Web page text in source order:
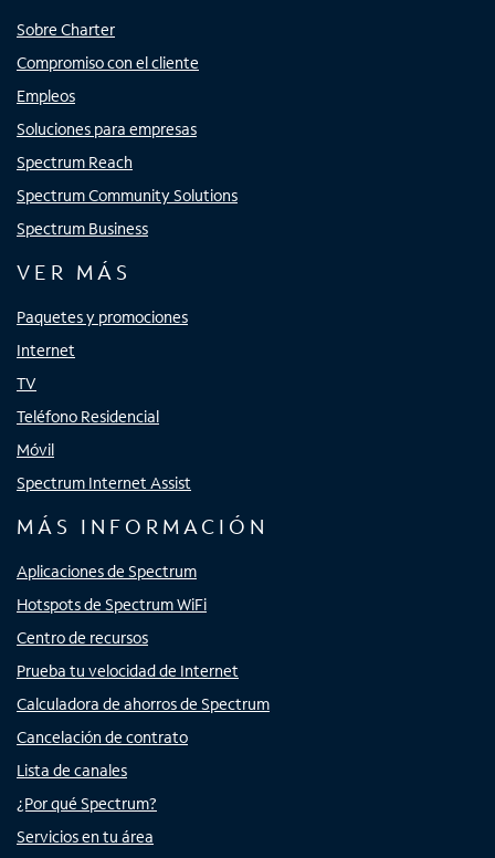
Sobre Charter
Compromiso con el cliente
Empleos
Soluciones para empresas
Spectrum Reach
Spectrum Community Solutions
Spectrum Business
VER MÁS
Paquetes y promociones
Internet
TV
Teléfono Residencial
Móvil
Spectrum Internet Assist
MÁS INFORMACIÓN
Aplicaciones de Spectrum
Hotspots de Spectrum WiFi
Centro de recursos
Prueba tu velocidad de Internet
Calculadora de ahorros de Spectrum
Cancelación de contrato
Lista de canales
¿Por qué Spectrum?
Servicios en tu área